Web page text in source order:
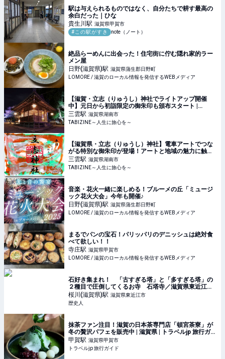
駅は与えられるものではなく、自分たちで耕す最高の
余白だった｜ひな
貴生川駅 滋賀県甲賀市
#この駅がすき
note（ノート）
絶品らーめんに出会った！住宅街に佇む隠れ家的ラー
メン屋
日野(滋賀県)駅 滋賀県蒲生郡日野町
LOMORE / 滋賀のローカル情報を発信するWEBメディア
【滋賀・立志（りゅうし）神社でライトアップ開催
中】元日から初詣限定の御朱印も頒布スタート |
TABIZINE～人生に旅心を～
三雲駅 滋賀県湖南市
TABIZINE～人生に旅心を～
【滋賀県・立志（りゅうし）神社】電車アートでつな
がる特別な御朱印が登場！アートと地域の魅力に触れ
る | TABIZINE～人生に旅心を～
三雲駅 滋賀県湖南市
TABIZINE～人生に旅心を～
音楽・花火一緒に楽しめる！ブルーメの丘「ミュージ
ック花火大会」今年も開催♪
日野(滋賀県)駅 滋賀県蒲生郡日野町
LOMORE / 滋賀のローカル情報を発信するWEBメディア
まるでパンの宝石！パリッパリのデニッシュは絶対食
べて欲しい！！
寺庄駅 滋賀県甲賀市
LOMORE / 滋賀のローカル情報を発信するWEBメディア
石好き集まれ！ 「古すぎる塔」と「多すぎる塔」の
２種目で圧倒してくるお寺 石塔寺／滋賀県東近江市
｜ 歴史人
桜川(滋賀県)駅 滋賀県東近江市
歴史人
抹茶ファン注目！滋賀の日本茶専門店「頓宮茶寮」が
冬の贅沢パフェを販売中 | 滋賀県 | トラベルjp 旅行ガイ
ド
甲賀駅 滋賀県甲賀市
トラベルjp 旅行ガイド